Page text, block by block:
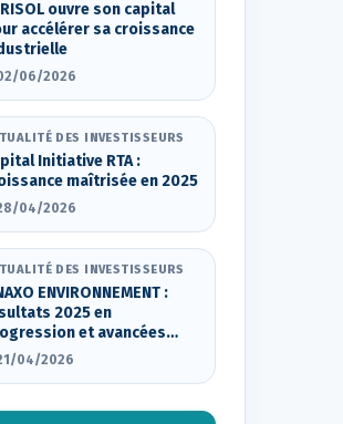
ouvre son capital
accélérer sa croissance
06/2026
DES INVESTISSEURS
Initiative RTA :
maîtrisée en 2025
04/2026
DES INVESTISSEURS
ENVIRONNEMENT :
2025 en
et avancées
04/2026